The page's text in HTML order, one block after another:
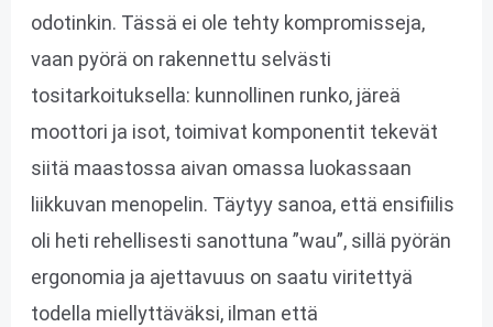
odotinkin. Tässä ei ole tehty kompromisseja,
vaan pyörä on rakennettu selvästi
tositarkoituksella: kunnollinen runko, järeä
moottori ja isot, toimivat komponentit tekevät
siitä maastossa aivan omassa luokassaan
liikkuvan menopelin. Täytyy sanoa, että ensifiilis
oli heti rehellisesti sanottuna ”wau”, sillä pyörän
ergonomia ja ajettavuus on saatu viritettyä
todella miellyttäväksi, ilman että